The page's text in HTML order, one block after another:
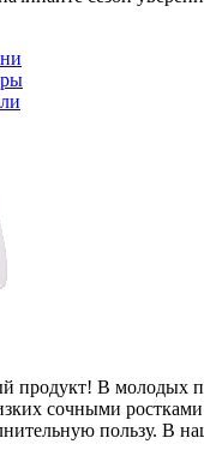
продукт! В молодых
сочными
пользу. В